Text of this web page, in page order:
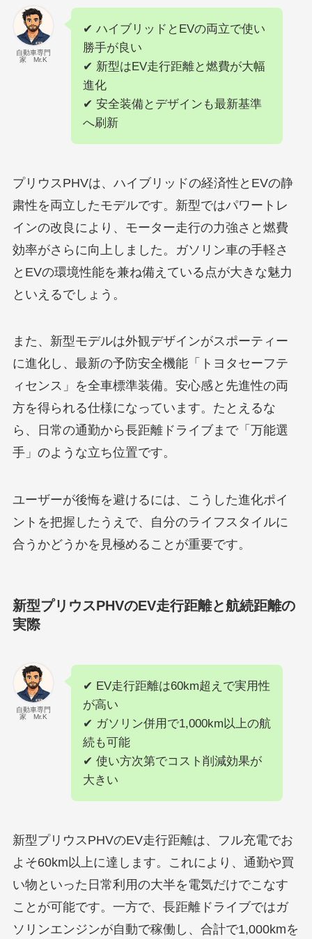
自動車専門
家 Mr.K
✔ ハイブリッドとEVの両立で使い
勝手が良い
✔ 新型はEV走行距離と燃費が大幅
進化
✔ 安全装備とデザインも最新基準
へ刷新
プリウスPHVは、ハイブリッドの経済性とEVの静
粛性を両立したモデルです。新型ではパワートレ
インの改良により、モーター走行の力強さと燃費
効率がさらに向上しました。ガソリン車の手軽さ
とEVの環境性能を兼ね備えている点が大きな魅力
といえるでしょう。
また、新型モデルは外観デザインがスポーティー
に進化し、最新の予防安全機能「トヨタセーフテ
ィセンス」を全車標準装備。安心感と先進性の両
方を得られる仕様になっています。たとえるな
ら、日常の通勤から長距離ドライブまで「万能選
手」のような立ち位置です。
ユーザーが後悔を避けるには、こうした進化ポイ
ントを把握したうえで、自分のライフスタイルに
合うかどうかを見極めることが重要です。
新型プリウスPHVのEV走行距離と航続距離の
実際
自動車専門
家 Mr.K
✔ EV走行距離は60km超えで実用性
が高い
✔ ガソリン併用で1,000km以上の航
続も可能
✔ 使い方次第でコスト削減効果が
大きい
新型プリウスPHVのEV走行距離は、フル充電でお
よそ60km以上に達します。これにより、通勤や買
い物といった日常利用の大半を電気だけでこなす
ことが可能です。一方で、長距離ドライブではガ
ソリンエンジンが自動で稼働し、合計で1,000kmを